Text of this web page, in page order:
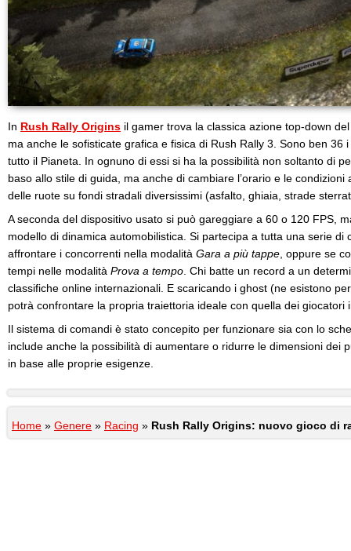
In Rush Rally Origins il gamer trova la classica azione top-down
ma anche le sofisticate grafica e fisica di Rush Rally 3. Sono ben 36
tutto il Pianeta. In ognuno di essi si ha la possibilità non soltanto di
baso allo stile di guida, ma anche di cambiare l’orario e le condizioni
delle ruote su fondi stradali diversissimi (asfalto, ghiaia, strade
A seconda del dispositivo usato si può gareggiare a 60 o 120 FPS,
modello di dinamica automobilistica. Si partecipa a tutta una serie di
affrontare i concorrenti nella modalità Gara a più tappe , oppure se
tempi nelle modalità Prova a tempo . Chi batte un record a un
classifiche online internazionali. E scaricando i ghost (ne esistono
potrà confrontare la propria traiettoria ideale con quella dei giocatori
Il sistema di comandi è stato concepito per funzionare sia con lo
include anche la possibilità di aumentare o ridurre le dimensioni dei
in base alle proprie esigenze.
Home » Genere » Racing » Rush Rally Origins: nuovo gioco di